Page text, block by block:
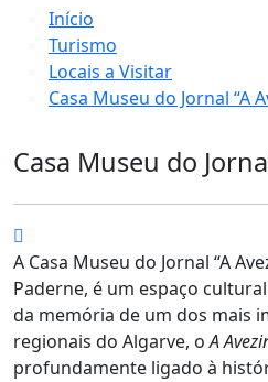
Início
Turismo
Locais a Visitar
Casa Museu do Jornal “A
Casa Museu do
A Casa Museu do Jornal “A
Paderne, é um espaço
da memória de um dos mais
regionais do Algarve, oA
profundamente ligado à